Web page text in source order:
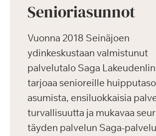
Senioriasunnot
Vuonna 2018 Seinäjoen
ydinkeskustaan valmistunut
palvelutalo Saga
tarjoaa senioreille
asumista, ensiluokkaisia
turvallisuutta ja mukavaa
täyden palvelun Saga-